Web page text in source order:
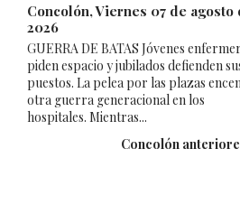
Concolón, Viernes 07 de agosto
2026
GUERRA DE BATAS Jóvenes
piden espacio y jubilados defienden
puestos. La pelea por las plazas
otra guerra generacional en los
hospitales. Mientras...
Concolón